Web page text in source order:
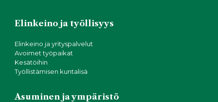
Elinkeino ja työllisyys
Elinkeino ja yrityspalvelut
Avoimet työpaikat
Kesätöihin
Työllistämisen kuntalisä
Asuminen ja ympäristö